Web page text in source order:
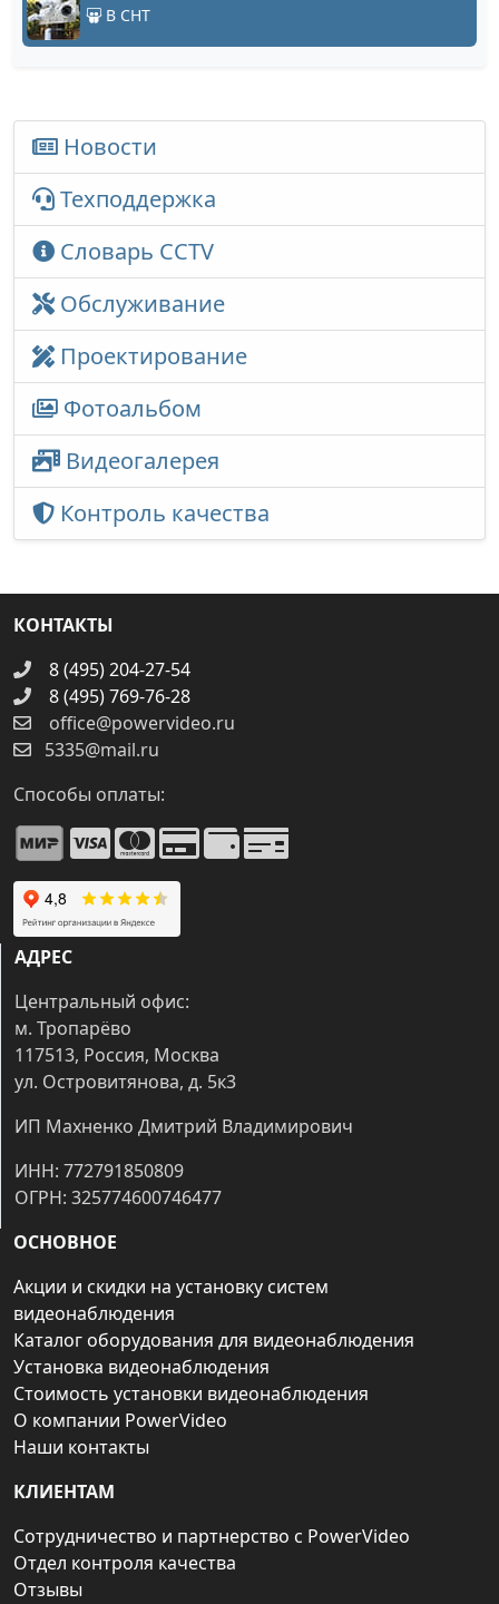
В СНТ
Новости
Техподдержка
Словарь CCTV
Обслуживание
Проектирование
Фотоальбом
Видеогалерея
Контроль качества
КОНТАКТЫ
8 (495) 204-27-54
8 (495) 769-76-28
office@powervideo.ru
5335@mail.ru
Способы оплаты:
АДРЕС
Центральный офис:
м. Тропарёво
117513, Россия, Москва
ул. Островитянова, д. 5к3
ИП Махненко Дмитрий Владимирович
ИНН: 772791850809
ОГРН: 325774600746477
ОСНОВНОЕ
Акции и скидки на установку систем
видеонаблюдения
Каталог оборудования для видеонаблюдения
Установка видеонаблюдения
Стоимость установки видеонаблюдения
О компании PowerVideo
Наши контакты
КЛИЕНТАМ
Сотрудничество и партнерство с PowerVideo
Отдел контроля качества
Отзывы